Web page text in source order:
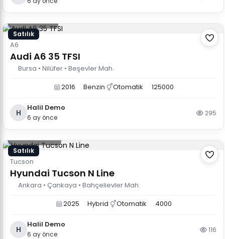
Satılık
1.750.000 TL
A6
Audi A6 35 TFSI
Bursa • Nilüfer • Beşevler Mah.
2016
Benzin Otomatik 125000
H
Halil Demo
6 ay önce
295
Satılık
2.400.000 TL
Tucson
Hyundai Tucson N Line
Ankara • Çankaya • Bahçelievler Mah.
2025
Hybrid Otomatik 4000
H
Halil Demo
6 ay önce
116